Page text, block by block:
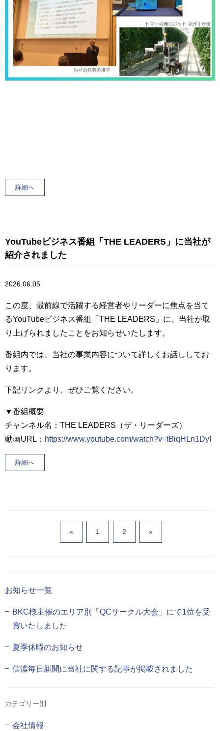
詳細へ
YouTubeビジネス番組「THE LEADERS」に当社が
紹介されました
2026.06.05
この度、最前線で活躍する経営者やリーダーに焦点を当て
るYouTubeビジネス番組「THE LEADERS」に、当社が取
り上げられましたことをお知らせいたします。
番組内では、当社の事業内容について詳しくお話ししてお
ります。
下記リンクより、ぜひご覧ください。
▼番組概要
チャンネル名：THE LEADERS（ザ・リーダーズ）
動画URL： https://www.youtube.com/watch?v=tBiqHLn1DyI
詳細へ
« 1 2 »
お知らせ一覧
BKC様主催のエリア別「QCサークル大会」にて1位を受
賞いたしました
夏季休暇のお知らせ
信濃毎日新聞に当社に関する記事が掲載されました
カテゴリー別
会社情報